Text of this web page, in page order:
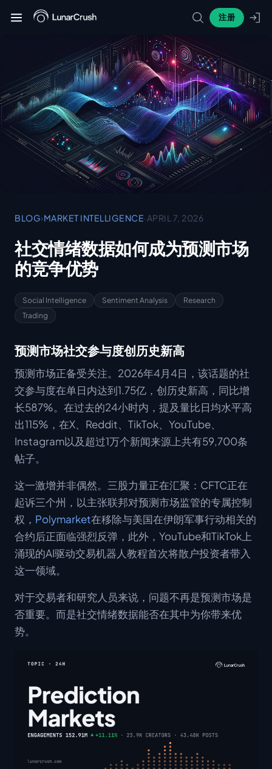
注册
BLOG›MARKET INTELLIGENCE·APRIL 7, 2026
社交情绪数据如何成为预测市场
的竞争优势
Social Intelligence Sentiment Analysis
Research
Trading
预测市场社交参与度创历史新高
预测市场正备受关注。2026年4月4日，该话题的社
交参与度在单日内达到1.75亿，创历史新高，同比增
长587%。在过去的24小时内，提及量比日均水平高
出115%，在X、Reddit、TikTok、YouTube、
Instagram以及超过1万个新闻来源上共有59,700条
帖子。
这一激增并非偶然。三股力量正在汇聚：CFTC正在
起诉三个州，以主张联邦对预测市场监管的专属控制
权， Polymarket在移除与美国在伊朗军事行动相关的
合约后正面临强烈反弹，此外，YouTube和TikTok上
涌现的AI驱动交易机器人教程首次将散户投资者带入
这一领域。
对于交易者和研究人员来说，问题不再是预测市场是
否重要。而是社交情绪数据能否在其中为你带来优
势。